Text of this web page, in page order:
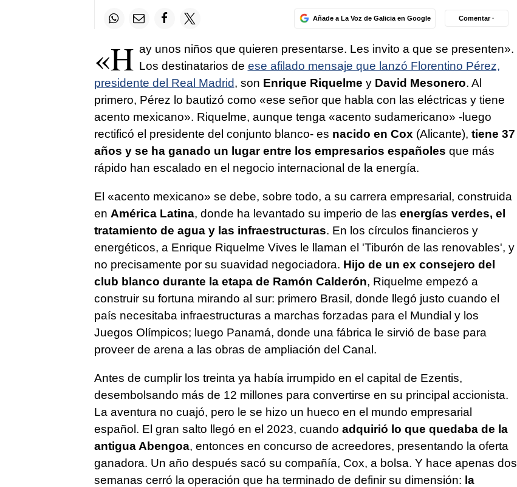
Añade a La Voz de Galicia en Google Comentar ·
«H ay unos niños que quieren presentarse. Les invito a que se presenten».
Los destinatarios de ese afilado mensaje que lanzó Florentino Pérez,
presidente del Real Madrid, son Enrique Riquelme y David Mesonero. Al
primero, Pérez lo bautizó como «ese señor que habla con las eléctricas y tiene
acento mexicano». Riquelme, aunque tenga «acento sudamericano» -luego
rectificó el presidente del conjunto blanco- es nacido en Cox (Alicante), tiene 37
años y se ha ganado un lugar entre los empresarios españoles que más
rápido han escalado en el negocio internacional de la energía.
El «acento mexicano» se debe, sobre todo, a su carrera empresarial, construida
en América Latina, donde ha levantado su imperio de las energías verdes, el
tratamiento de agua y las infraestructuras. En los círculos financieros y
energéticos, a Enrique Riquelme Vives le llaman el 'Tiburón de las renovables', y
no precisamente por su suavidad negociadora. Hijo de un ex consejero del
club blanco durante la etapa de Ramón Calderón, Riquelme empezó a
construir su fortuna mirando al sur: primero Brasil, donde llegó justo cuando el
país necesitaba infraestructuras a marchas forzadas para el Mundial y los
Juegos Olímpicos; luego Panamá, donde una fábrica le sirvió de base para
proveer de arena a las obras de ampliación del Canal.
Antes de cumplir los treinta ya había irrumpido en el capital de Ezentis,
desembolsando más de 12 millones para convertirse en su principal accionista.
La aventura no cuajó, pero le se hizo un hueco en el mundo empresarial
español. El gran salto llegó en el 2023, cuando adquirió lo que quedaba de la
antigua Abengoa, entonces en concurso de acreedores, presentando la oferta
ganadora. Un año después sacó su compañía, Cox, a bolsa. Y hace apenas dos
semanas cerró la operación que ha terminado de definir su dimensión: la